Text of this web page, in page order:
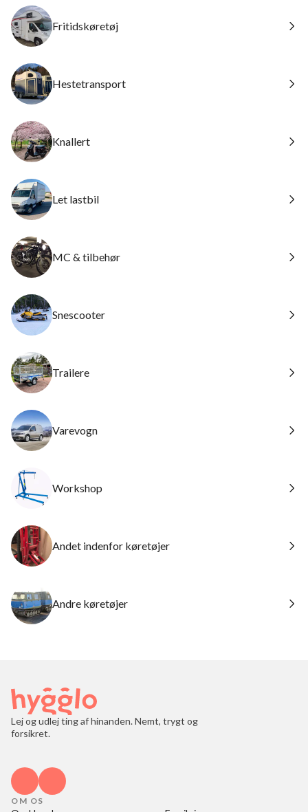
Fritidskøretøj
Hestetransport
Knallert
Let lastbil
MC & tilbehør
Snescooter
Trailere
Varevogn
Workshop
Andet indenfor køretøjer
Andre køretøjer
Lej og udlej ting af hinanden. Nemt, trygt og
forsikret.
OM OS